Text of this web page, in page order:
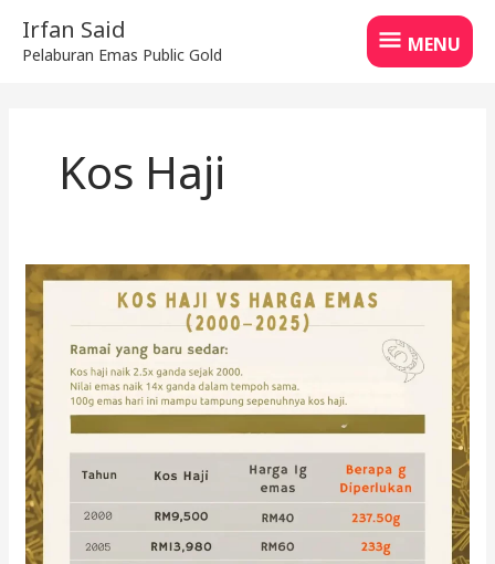
content
Irfan Said
Pelaburan Emas Public Gold
MENU
MENU
Kos Haji
Alihkan
Tabung
Haji
kepada
Emas:
Kelebihan
&
Strategi